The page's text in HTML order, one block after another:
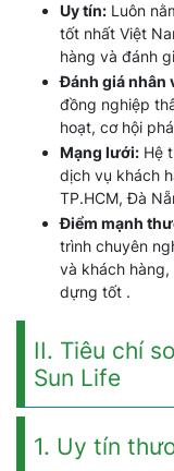
Uy tín: Luôn
tốt nhất Việt
hàng và đánh
Đánh giá nhân
đồng nghiệp
hoạt, cơ hội
Mạng lưới: Hệ
dịch vụ khách
TP.HCM, Đà
Điểm mạnh
trình chuyên
và khách
dựng tốt .
II. Tiêu chí
Sun Life
1. Uy tín